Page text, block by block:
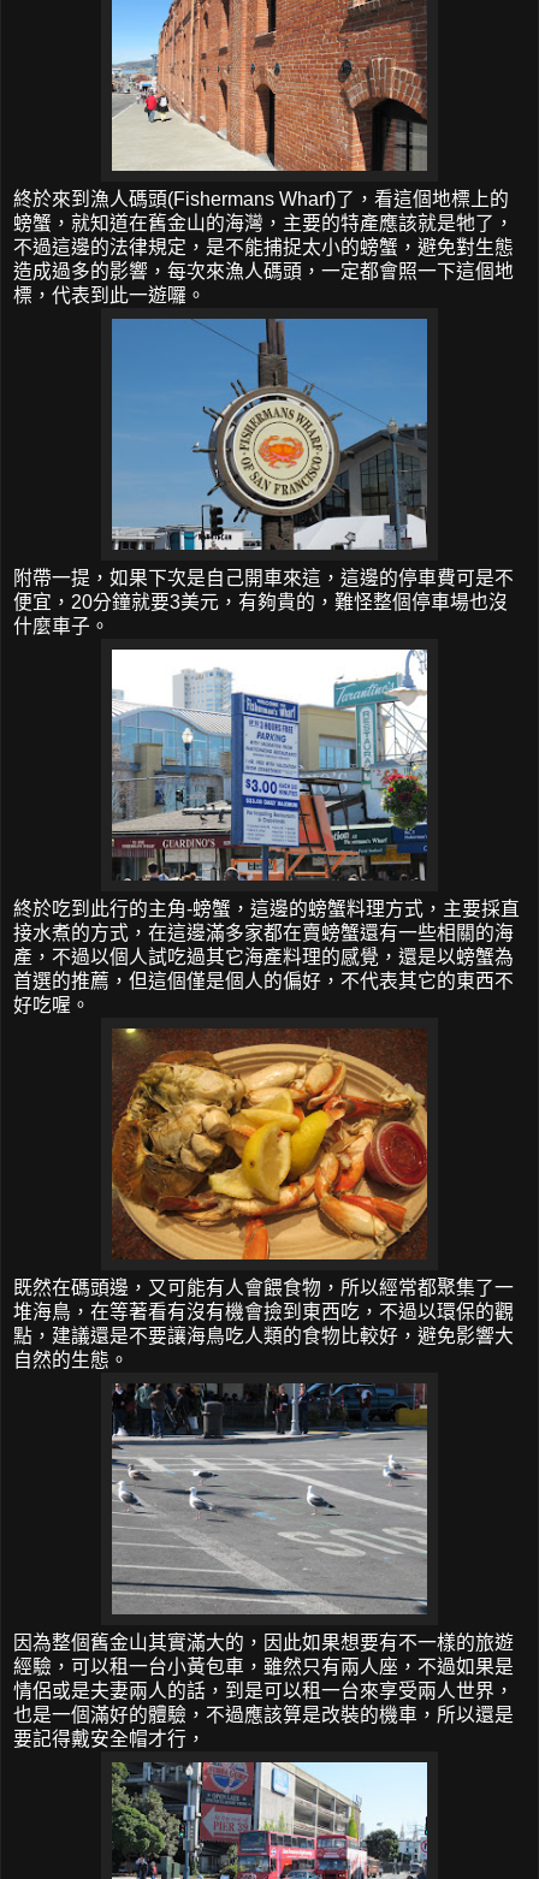
終於來到漁人碼頭(Fishermans Wharf)了，看這個地標上的
螃蟹，就知道在舊金山的海灣，主要的特產應該就是牠了，
不過這邊的法律規定，是不能捕捉太小的螃蟹，避免對生態
造成過多的影響，每次來漁人碼頭，一定都會照一下這個地
標，代表到此一遊囉。
附帶一提，如果下次是自己開車來這，這邊的停車費可是不
便宜，20分鐘就要3美元，有夠貴的，難怪整個停車場也沒
什麼車子。
終於吃到此行的主角-螃蟹，這邊的螃蟹料理方式，主要採直
接水煮的方式，在這邊滿多家都在賣螃蟹還有一些相關的海
產，不過以個人試吃過其它海產料理的感覺，還是以螃蟹為
首選的推薦，但這個僅是個人的偏好，不代表其它的東西不
好吃喔。
既然在碼頭邊，又可能有人會餵食物，所以經常都聚集了一
堆海鳥，在等著看有沒有機會撿到東西吃，不過以環保的觀
點，建議還是不要讓海鳥吃人類的食物比較好，避免影響大
自然的生態。
因為整個舊金山其實滿大的，因此如果想要有不一樣的旅遊
經驗，可以租一台小黃包車，雖然只有兩人座，不過如果是
情侶或是夫妻兩人的話，到是可以租一台來享受兩人世界，
也是一個滿好的體驗，不過應該算是改裝的機車，所以還是
要記得戴安全帽才行，